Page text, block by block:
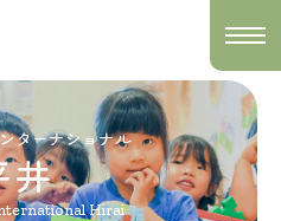
ターナショナル
井
Hirai